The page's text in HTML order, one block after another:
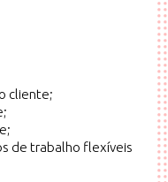
cliente;
de trabalho flexíveis